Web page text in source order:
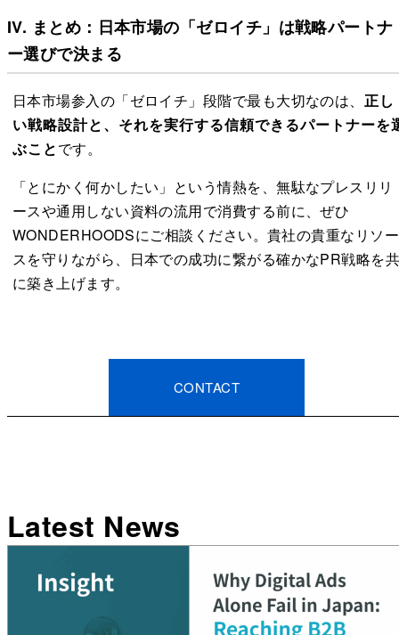
IV. まとめ：日本市場の「ゼロイチ」は戦略パートナ
ー選びで決まる
日本市場参入の「ゼロイチ」段階で最も大切なのは、 正し
い戦略設計と、それを実行する信頼できるパートナーを
ぶことです。
「とにかく何かしたい」という情熱を、無駄なプレスリリ
ースや通用しない資料の流用で消費する前に、ぜひ
WONDERHOODSにご相談ください。貴社の貴重なリソー
スを守りながら、日本での成功に繋がる確かなPR戦略を
に築き上げます。
CONTACT
Latest News